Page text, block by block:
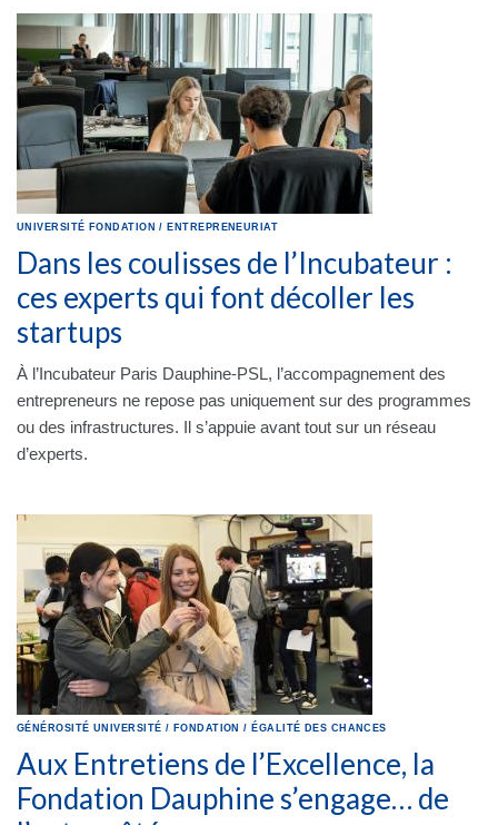
UNIVERSITÉ FONDATION / ENTREPRENEURIAT
Dans les coulisses de l’Incubateur :
ces experts qui font décoller les
startups
À l’Incubateur Paris Dauphine-PSL, l’accompagnement des
entrepreneurs ne repose pas uniquement sur des programmes
ou des infrastructures. Il s’appuie avant tout sur un réseau
d’experts.
GÉNÉROSITÉ UNIVERSITÉ / FONDATION / ÉGALITÉ DES CHANCES
Aux Entretiens de l’Excellence, la
Fondation Dauphine s’engage… de